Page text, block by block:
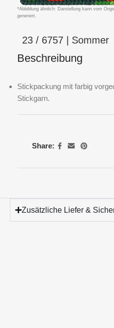
*Abbildung ähnlich: Darstellung kann vom
generiert.
23 / 6757 | Sommer
Beschreibung
Stickpackung mit farbig
Stickgarn.
Share:
Zusätzliche Liefer &